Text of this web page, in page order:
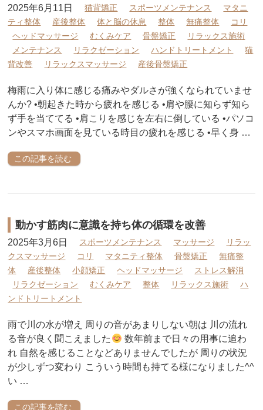
2025年6月11日 猫背矯正 スポーツメンテナンス
マタニ
ティ整体
産後整体 体と脳の休息 整体 無痛整体
コリ
ヘッドマッサージ
むくみケア 骨盤矯正
リラックス施術
メンテナンス
リラクゼーション ハンドトリートメント
猫
背改善
リラックスマッサージ 産後骨盤矯正
梅雨に入り体に感じる痛みやダルさが強くなられていませ
んか? •朝起きた時から疲れを感じる •肩や腰に知らず知ら
ず手を当ててる •肩こりを感じを左右に倒している •パソコ
ンやスマホ画面を見ている時目の疲れを感じる •早く身 …
この記事を読む
動かす筋肉に意識を持ち体の循環を改善
2025年3月6日 スポーツメンテナンス マッサージ
リラッ
クスマッサージ
コリ マタニティ整体 骨盤矯正
無痛整
体
産後整体 小顔矯正 ヘッドマッサージ
ストレス解消
リラクゼーション
むくみケア 整体 リラックス施術
ハ
ンドトリートメント
雨で川の水が増え 周りの音があまりしない朝は 川の流れ
る音が良く聞こえました
数年前まで日々の用事に追わ
れ 自然を感じることなどありませんでしたが 周りの状況
が少しずつ変わり こういう時間も持てる様になりました^^
い …
この記事を読む